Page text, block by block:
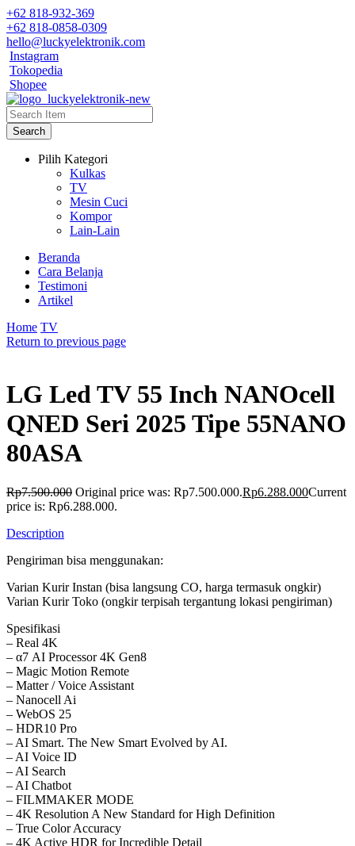
+62 818-932-369
+62 818-0858-0309
hello@luckyelektronik.com
Instagram
Tokopedia
Shopee
Search
Pilih Kategori
Kulkas
TV
Mesin Cuci
Kompor
Lain-Lain
Beranda
Cara Belanja
Testimoni
Artikel
Home TV
Return to previous page
LG Led TV 55 Inch NANOcell
QNED Seri 2025 Tipe 55NANO
80ASA
Rp7.500.000 Original price was: Rp7.500.000.Rp6.288.000Current
price is: Rp6.288.000.
Description
Pengiriman bisa menggunakan:
Varian Kurir Instan (bisa langsung CO, harga termasuk ongkir)
Varian Kurir Toko (ongkir terpisah tergantung lokasi pengiriman)
Spesifikasi
– Real 4K
– α7 AI Processor 4K Gen8
– Magic Motion Remote
– Matter / Voice Assistant
– Nanocell Ai
– WebOS 25
– HDR10 Pro
– AI Smart. The New Smart Evolved by AI.
– AI Voice ID
– AI Search
– AI Chatbot
– FILMMAKER MODE
– 4K Resolution A New Standard for High Definition
– True Color Accuracy
– 4K Active HDR for Incredible Detail